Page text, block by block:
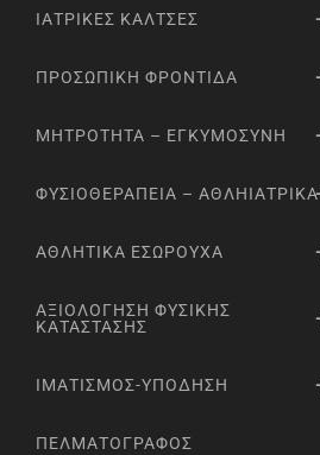
ΙΑΤΡΙΚΈΣ ΚΆΛΤΣΕΣ
ΠΡΟΣΩΠΙΚΉ ΦΡΟΝΤΊΔΑ
ΜΗΤΡΌΤΗΤΑ – ΕΓΚΥΜΟΣΎΝΗ
ΦΥΣΙΟΘΕΡΑΠΕΊΑ – ΑΘΛΗΙΑΤΡΙΚΆ
ΑΘΛΗΤΙΚΆ ΕΣΏΡΟΥΧΑ
ΑΞΙΟΛΌΓΗΣΗ ΦΥΣΙΚΉΣ
ΚΑΤΆΣΤΑΣΗΣ
ΙΜΑΤΙΣΜΌΣ-ΥΠΌΔΗΣΗ
ΠΕΛΜΑΤΟΓΡΆΦΟΣ